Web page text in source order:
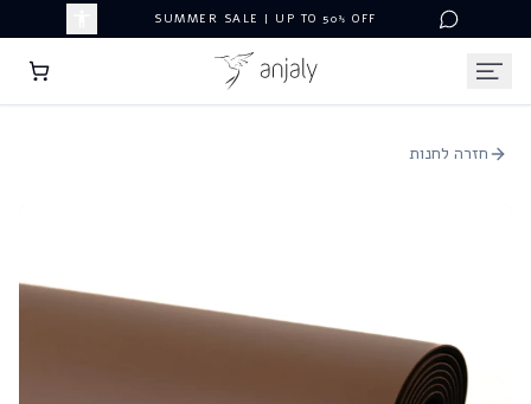
SUMMER SALE | UP TO 50% OFF
חזרה לחנות